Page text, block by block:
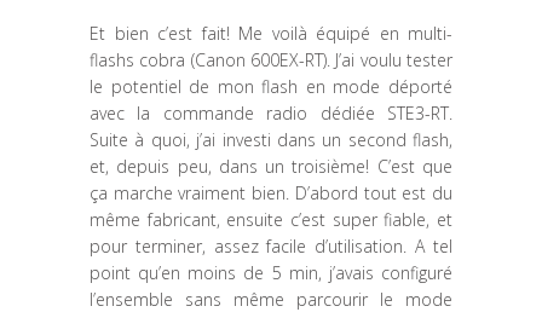
Et bien c’est fait! Me voilà équipé en multi-
flashs cobra (Canon 600EX-RT). J’ai voulu tester
le potentiel de mon flash en mode déporté
avec la commande radio dédiée STE3-RT.
Suite à quoi, j’ai investi dans un second flash,
et, depuis peu, dans un troisième! C’est que
ça marche vraiment bien. D’abord tout est du
même fabricant, ensuite c’est super fiable, et
pour terminer, assez facile d’utilisation. A tel
point qu’en moins de 5 min, j’avais configuré
l’ensemble sans même parcourir le mode